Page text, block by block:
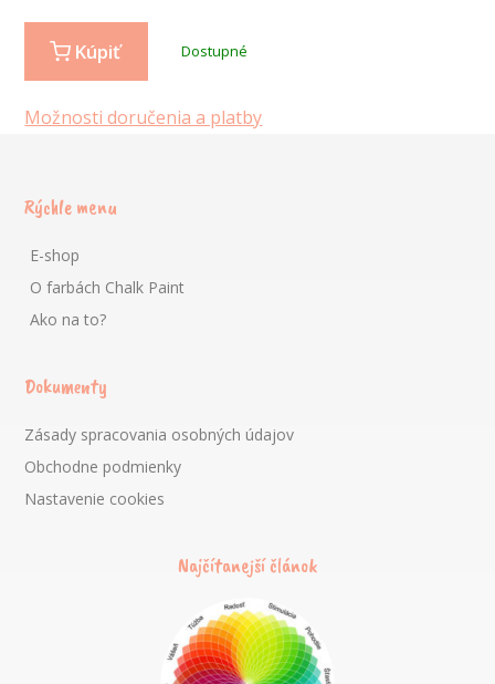
Kúpiť Dostupné
Možnosti doručenia a platby
Rýchle menu
E-shop
O farbách Chalk Paint
Ako na to?
Dokumenty
Zásady spracovania osobných údajov
Obchodne podmienky
Nastavenie cookies
Najčítanejší článok